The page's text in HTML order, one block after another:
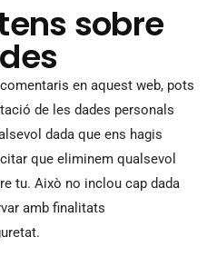
sobre
en aquest web, pots
de les dades personals
dada que ens hagis
que eliminem qualsevol
tu. Això no inclou cap dada
amb finalitats